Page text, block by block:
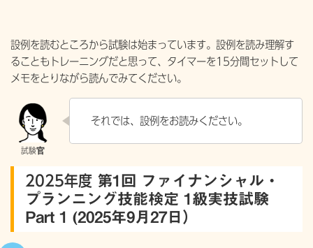
設例を読むところから試験は始まっています。設例を読み理解す
ることもトレーニングだと思って、タイマーを15分間セットして
メモをとりながら読んでみてください。
それでは、設例をお読みください。
2025年度 第1回 ファイナンシャル・
プランニング技能検定 1級実技試験
Part 1 (2025年9月27日）